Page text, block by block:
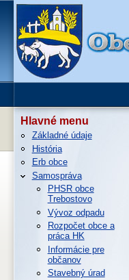
Hlavné menu
Základné údaje
História
Erb obce
Samospráva
PHSR obce
Trebostovo
Vývoz odpadu
Rozpočet obce a
práca HK
Informácie pre
občanov
Stavebný úrad